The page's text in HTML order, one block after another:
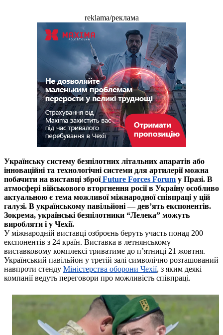
reklama/реклама
Українську систему безпілотних літальних апаратів або
інноваційні та технологічні системи для артилерії можна
побачити на виставці зброїFuture Forces Forum у Празі. В
атмосфері військового вторгнення росії в Україну особливо
актуальною є тема можливої міжнародної співпраці у цій
галузі. В українському павільйоні — дев’ять експонентів.
Зокрема, українські безпілотники “Лелека” можуть
виробляти і у Чехії.
У міжнародній виставці озброєнь беруть участь понад 200
експонентів з 24 країн. Виставка в летнянському
виставковому комплексі триватиме до п’ятниці 21 жовтня.
Український павільйон у третій залі символічно розташований
навпроти стенду Міністерства оборони Чехії, з яким деякі
компанії ведуть переговори про можливість співпраці.